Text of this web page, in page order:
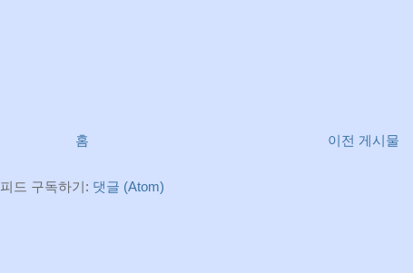
이전 게시물
홈
피드 구독하기: 댓글 (Atom)